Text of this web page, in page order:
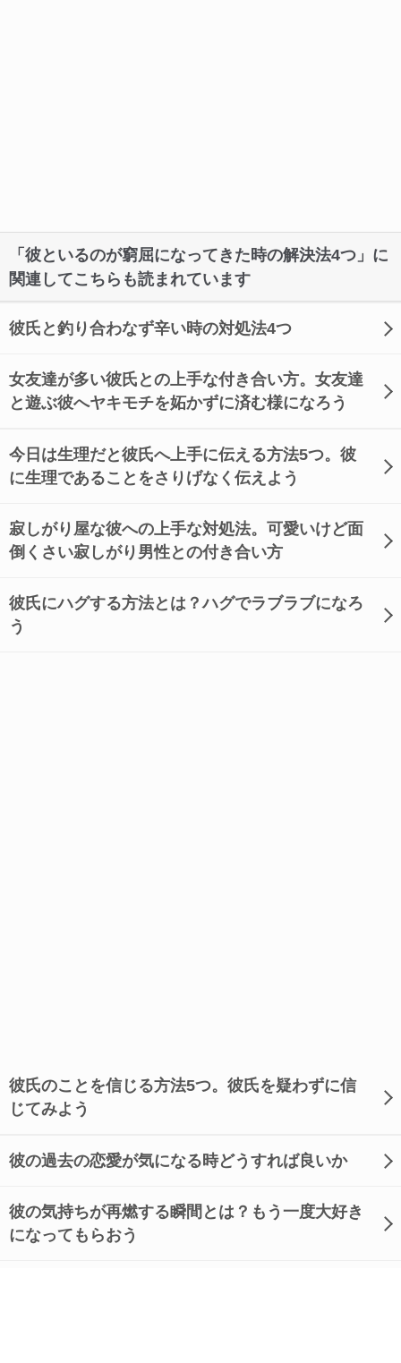
「彼といるのが窮屈になってきた時の解決法4つ」に
関連してこちらも読まれています
彼氏と釣り合わなず辛い時の対処法4つ
女友達が多い彼氏との上手な付き合い方。女友達
と遊ぶ彼へヤキモチを妬かずに済む様になろう
今日は生理だと彼氏へ上手に伝える方法5つ。彼
に生理であることをさりげなく伝えよう
寂しがり屋な彼への上手な対処法。可愛いけど面
倒くさい寂しがり男性との付き合い方
彼氏にハグする方法とは？ハグでラブラブになろ
う
彼氏のことを信じる方法5つ。彼氏を疑わずに信
じてみよう
彼の過去の恋愛が気になる時どうすれば良いか
彼の気持ちが再燃する瞬間とは？もう一度大好き
になってもらおう